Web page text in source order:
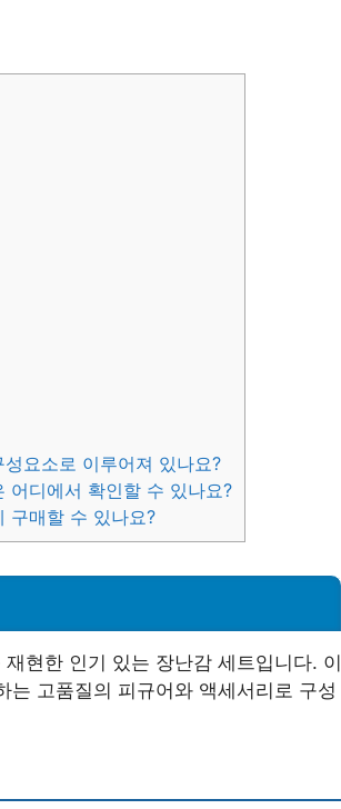
요소로 이루어져 있나요?
어디에서 확인할 수 있나요?
구매할 수 있나요?
현한 인기 있는 장난감 세트입니다. 이
고품질의 피규어와 액세서리로 구성